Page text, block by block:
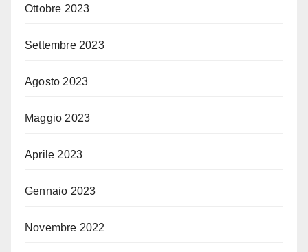
Ottobre 2023
Settembre 2023
Agosto 2023
Maggio 2023
Aprile 2023
Gennaio 2023
Novembre 2022